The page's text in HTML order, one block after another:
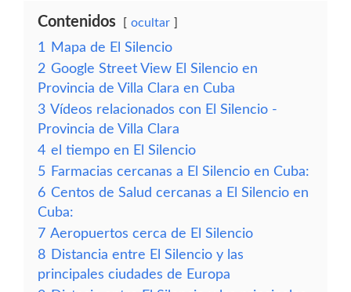
Contenidos ocultar
1
Mapa de El Silencio
2 Google Street View El Silencio en
Provincia de Villa Clara en Cuba
3 Vídeos relacionados con El Silencio -
Provincia de Villa Clara
4 el tiempo en El Silencio
5 Farmacias cercanas a El Silencio en Cuba:
6 Centos de Salud cercanas a El Silencio en
Cuba:
7 Aeropuertos cerca de El Silencio
8 Distancia entre El Silencio y las
principales ciudades de Europa